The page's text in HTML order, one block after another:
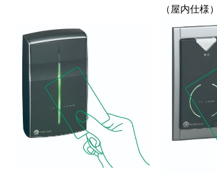
（屋内仕様）